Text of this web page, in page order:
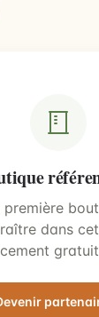
première
dans